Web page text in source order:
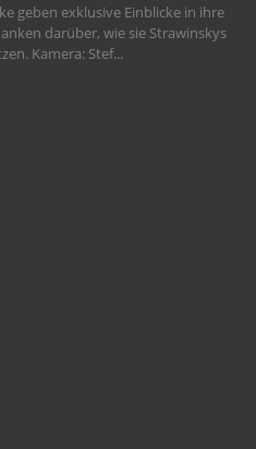
geben exklusive Einblicke in ihre
darüber, wie sie Strawinskys
Kamera: Stef...